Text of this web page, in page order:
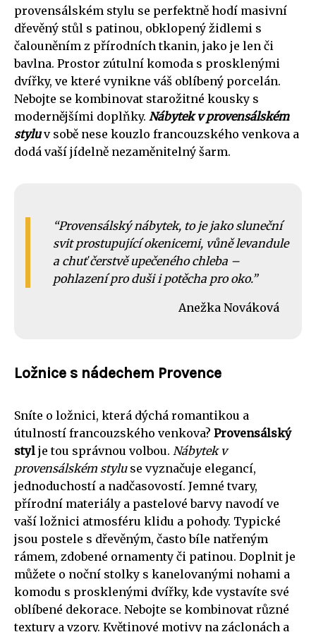
provensálském stylu se perfektně hodí masivní
dřevěný stůl s patinou, obklopený židlemi s
čalouněním z přírodních tkanin, jako je len či
bavlna. Prostor zútulní komoda s prosklenými
dvířky, ve které vynikne váš oblíbený porcelán.
Nebojte se kombinovat starožitné kousky s
modernějšími doplňky. Nábytek v provensálském
styluv sobě nese kouzlo francouzského venkova a
dodá vaší jídelně nezaměnitelný šarm.
Provensálský nábytek, to je jako sluneční
svit prostupující okenicemi, vůně levandule
a chuť čerstvě upečeného chleba –
pohlazení pro duši i potěcha pro oko.
Anežka Nováková
Ložnice s nádechem Provence
Sníte o ložnici, která dýchá romantikou a
útulností francouzského venkova? Provensálský
styl je tou správnou volbou. Nábytek v
provensálském styluse vyznačuje elegancí,
jednoduchostí a nadčasovostí. Jemné tvary,
přírodní materiály a pastelové barvy navodí ve
vaší ložnici atmosféru klidu a pohody. Typické
jsou postele s dřevěným, často bíle natřeným
rámem, zdobené ornamenty či patinou. Doplnit je
můžete o noční stolky s kanelovanými nohami a
komodu s prosklenými dvířky, kde vystavíte své
oblíbené dekorace. Nebojte se kombinovat různé
textury a vzory. Květinové motivy na záclonách a